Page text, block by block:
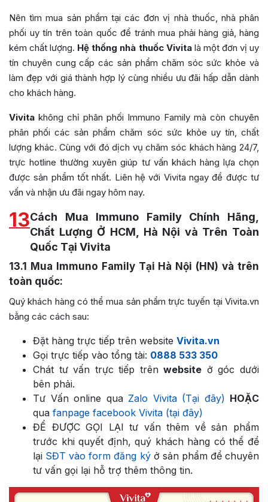
Nên tìm mua sản phẩm tại các đơn vị nhà thuốc, nhà phân
phối uy tín trên toàn quốc để tránh mua phải hàng giả, hàng
kém chất lượng. Hệ thống nhà thuốc Vivitalà một đơn vị uy
tín chuyên cung cấp các sản phẩm chăm sóc sức khỏe và
làm đẹp với giá thành hợp lý cùng nhiều ưu đãi hấp dẫn dành
cho khách hàng.
Vivita không chỉ phân phối Immuno Family mà còn chuyên
phân phối các sản phẩm chăm sóc sức khỏe uy tín, chất
lượng khác. Cùng với đó dịch vụ chăm sóc khách hàng 24/7,
trực hotline thường xuyên giúp tư vấn khách hàng lựa chọn
được sản phẩm tốt nhất. Liên hệ với Vivita ngay để được tư
vấn và nhận ưu đãi ngay hôm nay.
13Cách Mua Immuno Family Chính Hãng,
Chất Lượng Ở HCM, Hà Nội và Trên Toàn
Quốc Tại Vivita
13.1
Mua Immuno Family Tại Hà Nội (HN) và trên
toàn quốc:
Quý khách hàng có thể mua sản phẩm trực tuyến tại Vivita.vn
bằng các cách sau:
Đặt hàng trực tiếp trên website Vivita.vn
Gọi trực tiếp vào tổng tài: 0888 533 350
Chát tư vấn trực tiếp trênwebsite ở góc dưới
bên phải.
Tư Vấn online quaZalo Vivita (Tại đây) HOẶC
qua fanpage facebook Vivita (tại đây)
ĐỂ ĐƯỢC GỌI LẠI tư vấn thêm về sản phẩm
trước khi quyết định, quý khách hàng có thể để
lại SĐT vào form đăng kýở sản phẩm để chuyên
tư vấn gọi lại hỗ trợ thêm thông tin.